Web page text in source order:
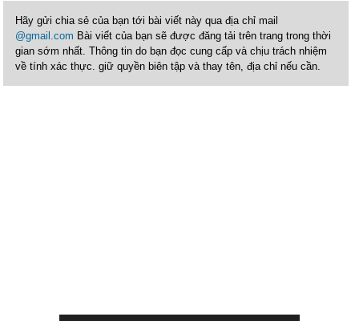
Hãy gửi chia sẻ của bạn tới bài viết này qua địa chỉ mail
@gmail.com Bài viết của bạn sẽ được đăng tải trên trang trong thời
gian sớm nhất. Thông tin do bạn đọc cung cấp và chịu trách nhiệm
về tính xác thực. giữ quyền biên tập và thay tên, địa chỉ nếu cần.